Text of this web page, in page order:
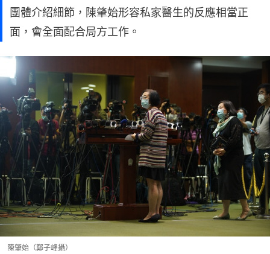
團體介紹細節，陳肇始形容私家醫生的反應相當正
面，會全面配合局方工作。
陳肇始（鄭子峰攝）